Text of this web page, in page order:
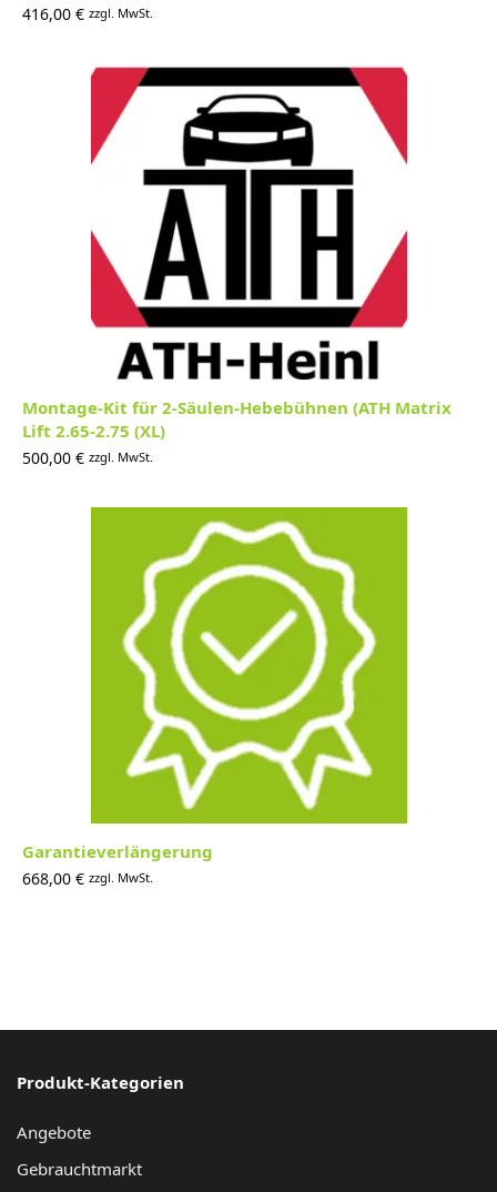
416,00 € zzgl. MwSt.
Montage-Kit für 2-Säulen-Hebebühnen (ATH Matrix
Lift 2.65-2.75 (XL)
500,00 € zzgl. MwSt.
Garantieverlängerung
668,00 € zzgl. MwSt.
Produkt-Kategorien
Angebote
Gebrauchtmarkt